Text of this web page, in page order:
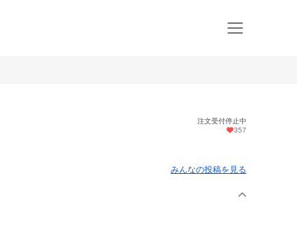
注文受付停止中
357
みんなの投稿を見る